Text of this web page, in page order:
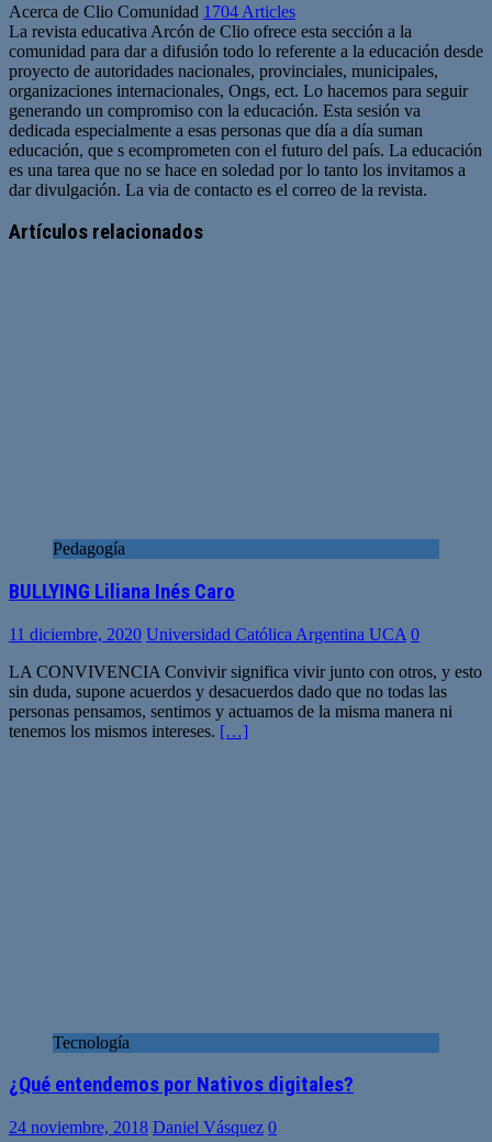
Acerca de Clio Comunidad 1704 Articles
La revista educativa Arcón de Clio ofrece esta sección a la
comunidad para dar a difusión todo lo referente a la educación desde
proyecto de autoridades nacionales, provinciales, municipales,
organizaciones internacionales, Ongs, ect. Lo hacemos para seguir
generando un compromiso con la educación. Esta sesión va
dedicada especialmente a esas personas que día a día suman
educación, que s ecomprometen con el futuro del país. La educación
es una tarea que no se hace en soledad por lo tanto los invitamos a
dar divulgación. La via de contacto es el correo de la revista.
web
Artículos relacionados
Pedagogía
BULLYING Liliana Inés Caro
11 diciembre, 2020 Universidad Católica Argentina UCA 0
LA CONVIVENCIA Convivir significa vivir junto con otros, y esto
sin duda, supone acuerdos y desacuerdos dado que no todas las
personas pensamos, sentimos y actuamos de la misma manera ni
tenemos los mismos intereses. […]
Tecnología
¿Qué entendemos por Nativos digitales?
24 noviembre, 2018 Daniel Vásquez 0